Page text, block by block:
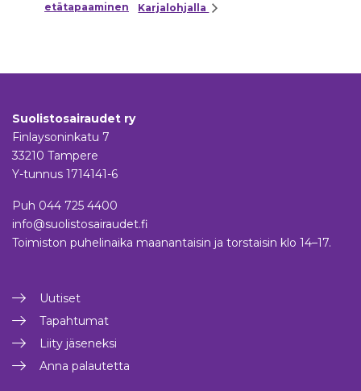
etätapaaminen
Karjalohjalla
Suolistosairaudet ry
Finlaysoninkatu 7
33210 Tampere
Y-tunnus 1714141-6
Puh 044 725 4400
info@suolistosairaudet.fi
Toimiston puhelinaika maanantaisin ja torstaisin klo 14–17.
Uutiset
Tapahtumat
Liity jäseneksi
Anna palautetta